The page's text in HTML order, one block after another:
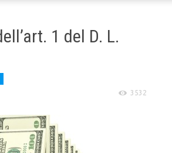
1 del D. L.
3532